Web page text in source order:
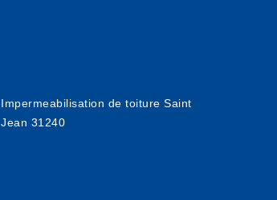
Impermeabilisation de toiture Saint
Jean 31240